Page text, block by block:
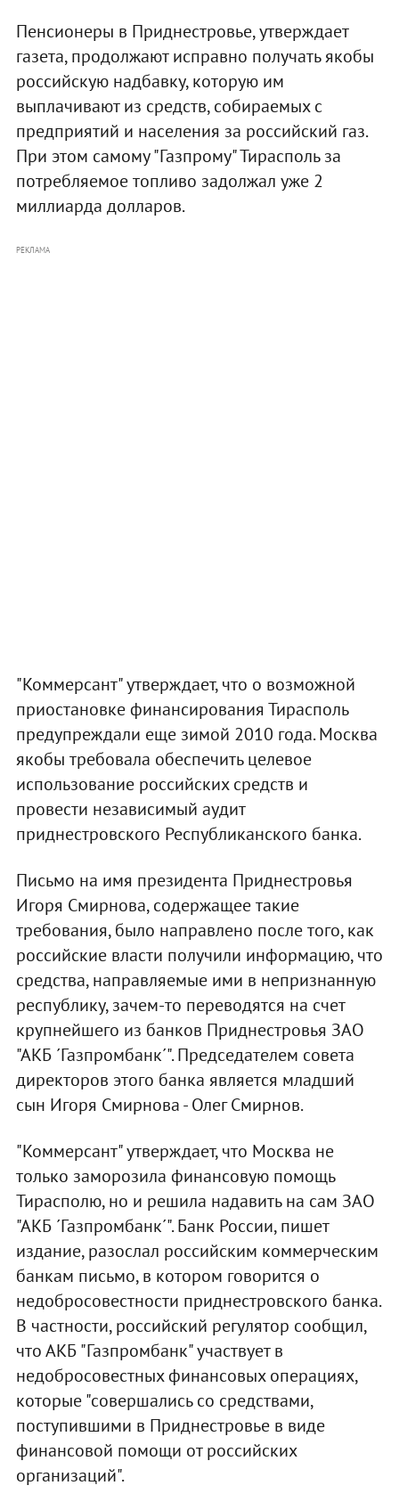
Пенсионеры в Приднестровье, утверждает
газета, продолжают исправно получать якобы
российскую надбавку, которую им
выплачивают из средств, собираемых с
предприятий и населения за российский газ.
При этом самому "Газпрому" Тирасполь за
потребляемое топливо задолжал уже 2
миллиарда долларов.
РЕКЛАМА
"Коммерсант" утверждает, что о возможной
приостановке финансирования Тирасполь
предупреждали еще зимой 2010 года. Москва
якобы требовала обеспечить целевое
использование российских средств и
провести независимый аудит
приднестровского Республиканского банка.
Письмо на имя президента Приднестровья
Игоря Смирнова, содержащее такие
требования, было направлено после того, как
российские власти получили информацию, что
средства, направляемые ими в непризнанную
республику, зачем-то переводятся на счет
крупнейшего из банков Приднестровья ЗАО
"АКБ ´Газпромбанк´". Председателем совета
директоров этого банка является младший
сын Игоря Смирнова - Олег Смирнов.
"Коммерсант" утверждает, что Москва не
только заморозила финансовую помощь
Тирасполю, но и решила надавить на сам ЗАО
"АКБ ´Газпромбанк´". Банк России, пишет
издание, разослал российским коммерческим
банкам письмо, в котором говорится о
недобросовестности приднестровского банка.
В частности, российский регулятор сообщил,
что АКБ "Газпромбанк" участвует в
недобросовестных финансовых операциях,
которые "совершались со средствами,
поступившими в Приднестровье в виде
финансовой помощи от российских
организаций".